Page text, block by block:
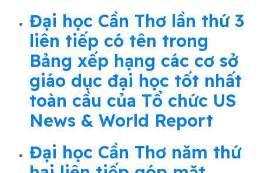
Đại học Cần Thơ lần thứ 3
liên tiếp có tên trong
Bảng xếp hạng các cơ sở
giáo dục đại học tốt nhất
toàn cầu của Tổ chức US
News & World Report
Đại học Cần Thơ năm thứ